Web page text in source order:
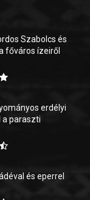
Szabolcs és
főváros ízeiről
erdélyi
paraszti
és eperrel